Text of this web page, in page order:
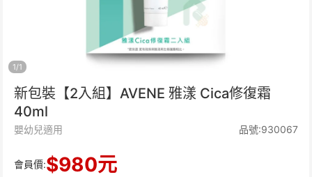
1/1
新包裝【2入組】AVENE 雅漾 Cica修復霜
40ml
嬰幼兒適用 品號:930067
會員價:$980元